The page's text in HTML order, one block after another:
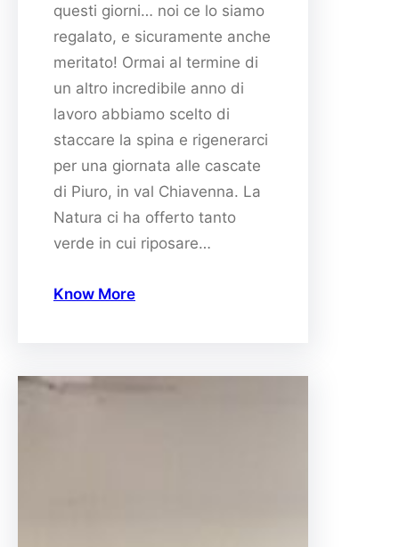
questi giorni… noi ce lo siamo
regalato, e sicuramente anche
meritato! Ormai al termine di
un altro incredibile anno di
lavoro abbiamo scelto di
staccare la spina e rigenerarci
per una giornata alle cascate
di Piuro, in val Chiavenna. La
Natura ci ha offerto tanto
verde in cui riposare…
Know More